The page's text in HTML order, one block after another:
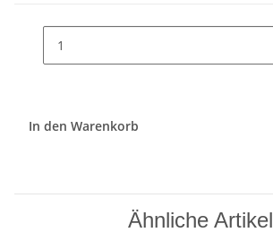
In den Warenkorb
Ähnliche Artikel